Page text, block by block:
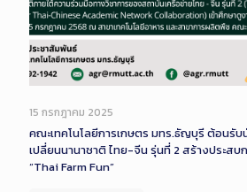
15 กรกฎาคม 2025
คณะเทคโนโลยีการเกษตร มทร.ธัญบุรี ต้อนรั
เปลี่ยนนานาชาติ ไทย-จีน รุ่นที่ 2 สร้างประส
“Thai Farm Fun”